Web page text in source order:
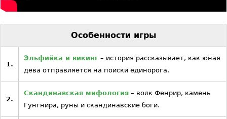
Особенности игры
1.
Эльфийка и викинг – история рассказывает, как юная
дева отправляется на поиски единорога.
2.
Скандинавская мифология – волк Фенрир, камень
Гунгнира, руны и скандинавские боги.